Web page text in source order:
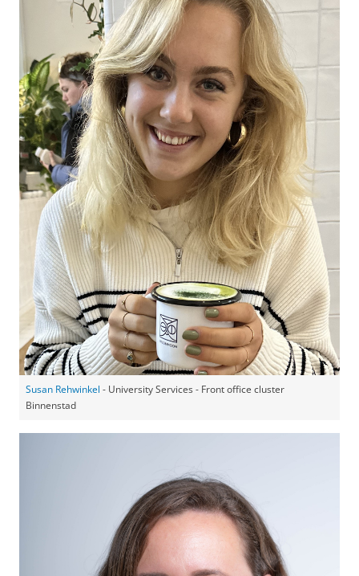
Susan Rehwinkel - University Services - Front office cluster
Binnenstad